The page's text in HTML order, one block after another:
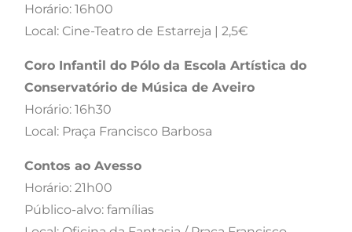
Horário: 16h00
Local: Cine-Teatro de Estarreja | 2,5€
Coro Infantil do Pólo da Escola Artística do
Conservatório de Música de Aveiro
Horário: 16h30
Local: Praça Francisco Barbosa
Contos ao Avesso
Horário: 21h00
Público-alvo: famílias